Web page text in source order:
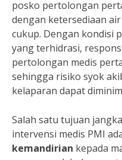
posko pertolongan
dengan ketersediaan
cukup. Dengan kondisi
yang terhidrasi,
pertolongan medis
sehingga risiko syok
kelaparan dapat
Salah satu tujuan
intervensi medis PMI
kemandirian kepada